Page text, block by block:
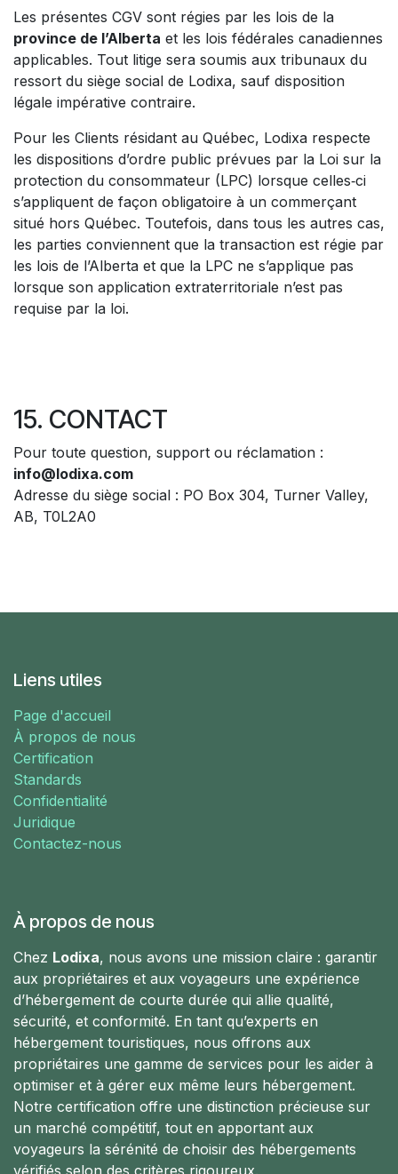
Les présentes CGV sont régies par les lois de la
province de l’Alberta et les lois fédérales canadiennes
applicables. Tout litige sera soumis aux tribunaux du
ressort du siège social de Lodixa, sauf disposition
légale impérative contraire.
Pour les Clients résidant au Québec, Lodixa respecte
les dispositions d’ordre public prévues par la Loi sur la
protection du consommateur (LPC) lorsque celles‑ci
s’appliquent de façon obligatoire à un commerçant
situé hors Québec. Toutefois, dans tous les autres cas,
les parties conviennent que la transaction est régie par
les lois de l’Alberta et que la LPC ne s’applique pas
lorsque son application extraterritoriale n’est pas
requise par la loi.
15. CONTACT
Pour toute question, support ou réclamation :
info@lodixa.com
Adresse du siège social : PO Box 304, Turner Valley,
AB, T0L2A0
Liens utiles
Page d'accueil
À propos de nous
Certification
Standards
Confidentialité
Juridique
Contactez-nous
À propos de nous
Chez Lodixa, nous avons une mission claire : garantir
aux propriétaires et aux voyageurs une expérience
d’hébergement de courte durée qui allie qualité,
sécurité, et conformité. En tant qu’experts en
hébergement touristiques, nous offrons aux
propriétaires une gamme de services pour les aider à
optimiser et à gérer eux même leurs hébergement.
Notre certification offre une distinction précieuse sur
un marché compétitif, tout en apportant aux
voyageurs la sérénité de choisir des hébergements
vérifiés selon des critères rigoureux.